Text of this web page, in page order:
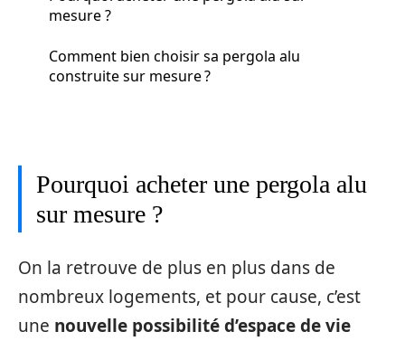
mesure ?
Comment bien choisir sa pergola alu
construite sur mesure ?
Pourquoi acheter une pergola alu
sur mesure ?
On la retrouve de plus en plus dans de
nombreux logements, et pour cause, c’est
une nouvelle possibilité d’espace de vie